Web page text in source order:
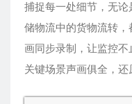
捕捉每一处细节，无
储物流中的货物流转，
画同步录制，让监控不
关键场景声画俱全，还